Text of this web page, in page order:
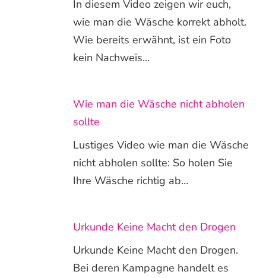
In diesem Video zeigen wir euch,
wie man die Wäsche korrekt abholt.
Wie bereits erwähnt, ist ein Foto
kein Nachweis…
Wie man die Wäsche nicht abholen
sollte
Lustiges Video wie man die Wäsche
nicht abholen sollte: So holen Sie
Ihre Wäsche richtig ab…
Urkunde Keine Macht den Drogen
Urkunde Keine Macht den Drogen.
Bei deren Kampagne handelt es